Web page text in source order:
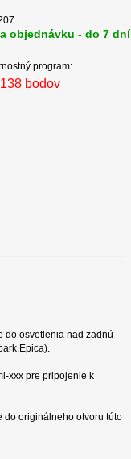
objednávku - do 7 dní
program:
138 bodov
do osvetlenia nad zadnú
xxx pre pripojenie k
do originálneho otvoru túto